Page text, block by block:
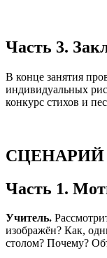
Часть 3.
В конце занятия
индивидуальных
конкурс стихов и
СЦЕНАРИЙ
Часть 1.
Учитель.
изображён? Как,
столом? Почему?